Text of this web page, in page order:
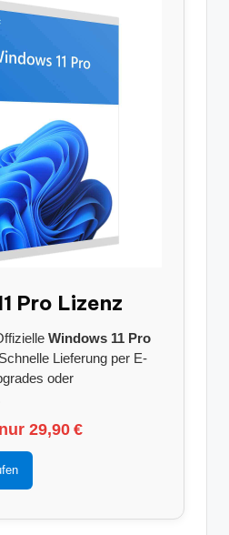
Pro Lizenz
Windows 11 Pro
Lieferung per E-
oder
29,90 €